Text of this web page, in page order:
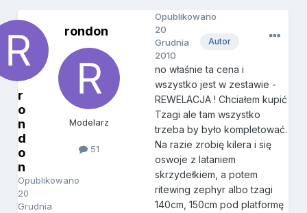
r
o
n
d
o
n
Opublikowano
20
Grudnia
rondon
Modelarz
51
Autor
Opublikowano
20
Grudnia
2010
no właśnie ta cena i
wszystko jest w zestawie -
REWELACJA ! Chciałem kupić
Tzagi ale tam wszystko
trzeba by było kompletować.
Na razie zrobię kilera i się
oswoje z lataniem
skrzydełkiem, a potem
ritewing zephyr albo tzagi
140cm, 150cm pod platformę